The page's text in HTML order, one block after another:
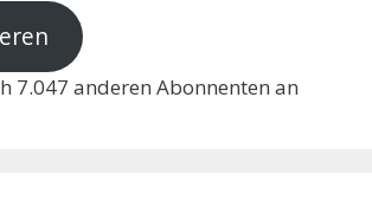
7.047 anderen Abonnenten an